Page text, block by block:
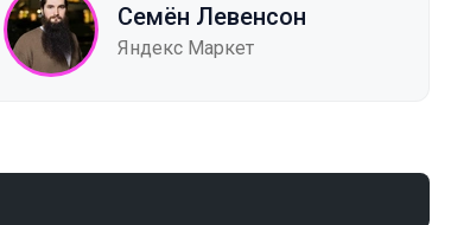
Семён Левенсон
Яндекс Маркет